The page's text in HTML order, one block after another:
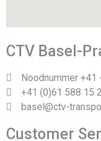
CTV Basel-
Noodnummer +41
+41 (0)61 588 15
basel@ctv-
Customer